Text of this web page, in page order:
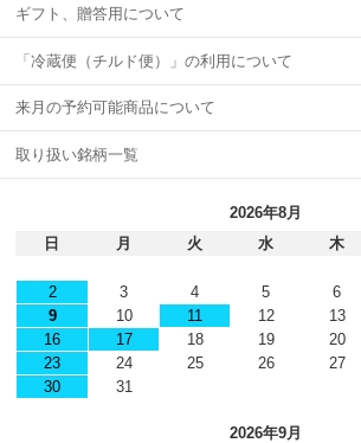
ギフト、贈答用について
「冷蔵便（チルド便）」の利用について
来月の予約可能商品について
取り扱い銘柄一覧
2026年8月
日
月 火 水 木
2
3 4 5 6
9
10 11 12 13
16
17 18 19 20
23
24 25 26 27
30
31
2026年9月